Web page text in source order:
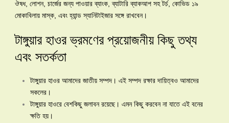
ঔষধ, লোশন, চার্জের জন্য পাওয়ার ব্যাংক, ব্যাটারি ব্যাকআপ সহ টর্চ, কোভিড ১৯
মোকাবিলায় মাস্ক, এবং হ্যান্ড স্যানিটাইজার সঙ্গে রাখবেন।
টাঙ্গুয়ার হাওর ভ্রমণের প্রয়োজনীয় কিছু তথ্য
এবং সতর্কতা
টাঙ্গুয়ার হাওর আমাদের জাতীয় সম্পদ। এই সম্পদ রক্ষার দায়িত্বও আমাদের
সকলের।
টাঙ্গুয়ার হাওরে বেশকিছু জলাবন রয়েছে। এমন কিছু করবেন না যাতে এই বনের
ক্ষতি হয়।